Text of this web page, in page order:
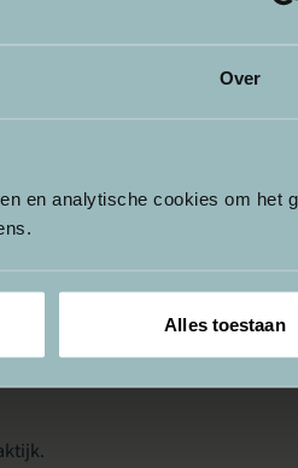
Over
en analytische cookies om het
Alles toestaan